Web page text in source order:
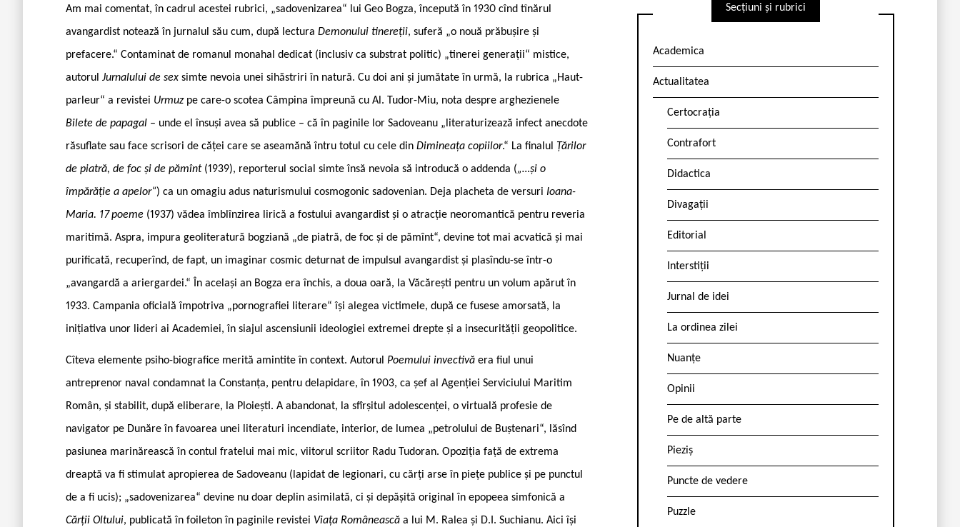
Am mai comentat, în cadrul acestei rubrici, „sadovenizarea“ lui Geo Bogza, începută în 1930 cînd tînărul
avangardist notează în jurnalul său cum, după lectura Demonului tinereții, suferă „o nouă prăbușire și
prefacere.“ Contaminat de romanul monahal dedicat (inclusiv ca substrat politic) „tinerei generații“ mistice,
autorul Jurnalului de sex simte nevoia unei sihăstriri în natură. Cu doi ani și jumătate în urmă, la rubrica „Haut-
parleur“ a revistei Urmuz pe care-o scotea Câmpina împreună cu Al. Tudor-Miu, nota despre arghezienele
Bilete de papagal – unde el însuși avea să publice – că în paginile lor Sadoveanu „literaturizează infect anecdote
răsuflate sau face scrisori de căței care se aseamănă întru totul cu cele din Dimineața copiilor.“ La finalul Țărilor
de piatră, de foc și de pămînt (1939), reporterul social simte însă nevoia să introducă o addenda („…și o
împărăție a apelor“) ca un omagiu adus naturismului cosmogonic sadovenian. Deja placheta de versuri Ioana-
Maria. 17 poeme (1937) vădea îmblînzirea lirică a fostului avangardist și o atracție neoromantică pentru reveria
maritimă. Aspra, impura geoliteratură bogziană „de piatră, de foc și de pămînt“, devine tot mai acvatică și mai
purificată, recuperînd, de fapt, un imaginar cosmic deturnat de impulsul avangardist și plasîndu-se într-o
„avangardă a ariergardei.“ În același an Bogza era închis, a doua oară, la Văcărești pentru un volum apărut în
1933. Campania oficială împotriva „pornografiei literare“ își alegea victimele, după ce fusese amorsată, la
inițiativa unor lideri ai Academiei, în siajul ascensiunii ideologiei extremei drepte și a insecurității geopolitice.
Cîteva elemente psiho-biografice merită amintite în context. Autorul Poemului invectivă era fiul unui
antreprenor naval condamnat la Constanța, pentru delapidare, în 1903, ca șef al Agenției Serviciului Maritim
Român, și stabilit, după eliberare, la Ploiești. A abandonat, la sfîrșitul adolescenței, o virtuală profesie de
navigator pe Dunăre în favoarea unei literaturi incendiate, interior, de lumea „petrolului de Buștenari“, lăsînd
pasiunea marinărească în contul fratelui mai mic, viitorul scriitor Radu Tudoran. Opoziția față de extrema
dreaptă va fi stimulat apropierea de Sadoveanu (lapidat de legionari, cu cărți arse în piețe publice și pe punctul
de a fi ucis); „sadovenizarea“ devine nu doar deplin asimilată, ci și depășită original în epopeea simfonică a
Cărții Oltului, publicată în foileton în paginile revistei Viața Românească a lui M. Ralea și D.I. Suchianu. Aici își
Secțiuni și rubrici
Academica
Actualitatea
Certocrația
Contrafort
Didactica
Divagații
Editorial
Interstiții
Jurnal de idei
La ordinea zilei
Nuanțe
Opinii
Pe de altă parte
Pieziș
Puncte de vedere
Puzzle